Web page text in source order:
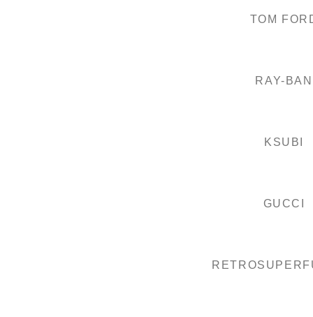
TOM
RAY-BAN
KSUBI
GUCCI